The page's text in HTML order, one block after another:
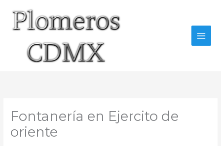
contenido
Fontanería en Ejercito de
oriente